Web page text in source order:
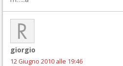
giorgio
12 Giugno 2010 alle 19:46